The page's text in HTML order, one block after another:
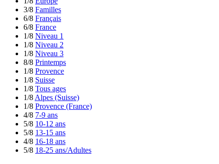
3/8 Familles
6/8 Français
6/8 France
1/8 Niveau 1
1/8 Niveau 2
1/8 Niveau 3
8/8 Printemps
1/8 Provence
1/8 Suisse
1/8 Tous ages
1/8 Alpes (Suisse)
1/8 Provence (France)
4/8 7-9 ans
5/8 10-12 ans
5/8 13-15 ans
4/8 16-18 ans
5/8 18-25 ans/Adultes